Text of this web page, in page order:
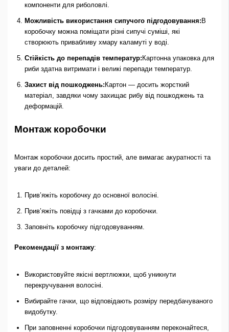
компоненти для риболовлі.
Можливість використання сипучого підгодовування: В
коробочку можна поміщати різні сипучі суміші, які
створюють привабливу хмару каламуті у воді.
Стійкість до перепадів температур: Картонна упаковка для
риби здатна витримати і великі перепади температур.
Захист від пошкоджень: Картон — досить жорсткий
матеріал, завдяки чому захищає рибу від пошкоджень та
деформацій.
Монтаж коробочки
Монтаж коробочки досить простий, але вимагає акуратності та
уваги до деталей:
Прив’яжіть коробочку до основної волосіні.
Прив’яжіть повідці з гачками до коробочки.
Заповніть коробочку підгодовуванням.
Рекомендації з монтажу:
Використовуйте якісні вертлюжки, щоб уникнути
перекручування волосіні.
Вибирайте гачки, що відповідають розміру передбачуваного
видобутку.
При заповненні коробочки підгодовуванням переконайтеся,